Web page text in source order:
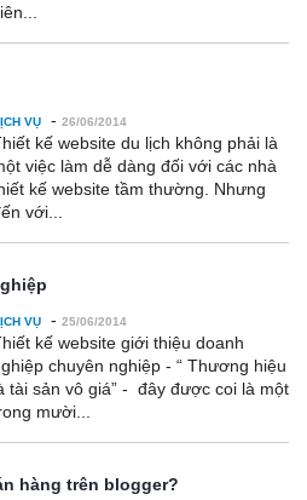
VỤ - 26/06/2014
kế website du lịch không phải là
việc làm dễ dàng đối với các nhà
kế website tầm thường. Nhưng
với...
VỤ - 25/06/2014
kế website giới thiệu doanh
chuyên nghiệp - “ Thương hiệu
tài sản vô giá” - đây được coi là một
mười...
hàng trên blogger?